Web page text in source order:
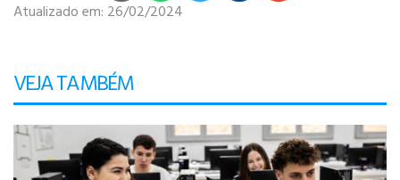
Atualizado em: 26/02/2024
VEJA TAMBÉM